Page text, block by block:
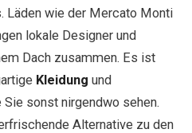
Läden wie der Mercato Monti
lokale Designer und
Dach zusammen. Es ist
Kleidung und
sonst nirgendwo sehen.
Alternative zu den